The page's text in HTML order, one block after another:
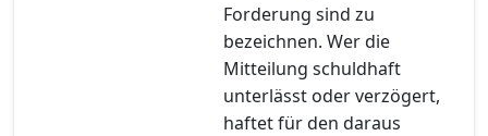
Forderung sind zu
bezeichnen. Wer die
Mitteilung schuldhaft
unterlässt oder verzögert,
haftet für den daraus